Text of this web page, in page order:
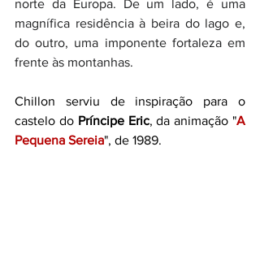
norte da Europa. De um lado, é uma
magnífica residência à beira do lago e,
do outro, uma imponente fortaleza em
frente às montanhas.
Chillon serviu de inspiração para o
castelo do Príncipe Eric, da animação "A
Pequena Sereia", de 1989.